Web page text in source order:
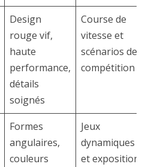
Design
rouge vif,
haute
performance,
détails
soignés
Course de
vitesse et
scénarios de
compétition
Formes
angulaires,
couleurs
Jeux
dynamiques
et